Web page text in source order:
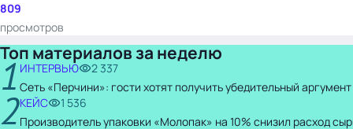
809
просмотров
Топ материалов за неделю
1 ИНТЕРВЬЮ
2 337
Сеть «Перчини»: гости хотят получить убедительный
2КЕЙС
1 536
Производитель упаковки «Молопак» на 10% снизил расход